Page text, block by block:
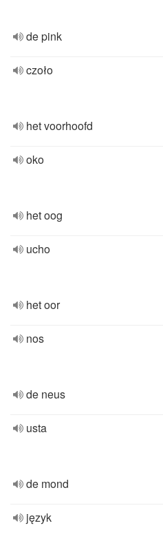
de pink
czoło
het voorhoofd
oko
het oog
ucho
het oor
nos
de neus
usta
de mond
język